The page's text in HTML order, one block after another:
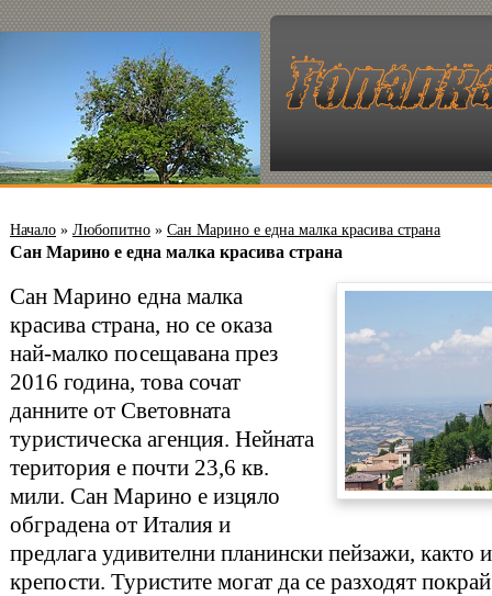
Начало » Любопитно » Сан Марино е една малка красива страна
Сан Марино е една малка красива страна
Сан Марино една малка
красива страна, но се оказа
най-малко посещавана през
2016 година, това сочат
данните от Световната
туристическа агенция. Нейната
територия е почти 23,6 кв.
мили. Сан Марино е изцяло
обградена от Италия и
предлага удивителни планински пейзажи, както
крепости. Туристите могат да се разходят